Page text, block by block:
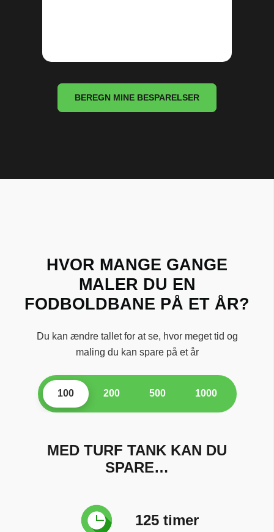
BEREGN MINE BESPARELSER
HVOR MANGE GANGE
MALER DU EN
FODBOLDBANE PÅ ET ÅR?
Du kan ændre tallet for at se, hvor meget tid og
maling du kan spare på et år
100 200 500 1000
MED TURF TANK KAN DU
SPARE…
125 timer